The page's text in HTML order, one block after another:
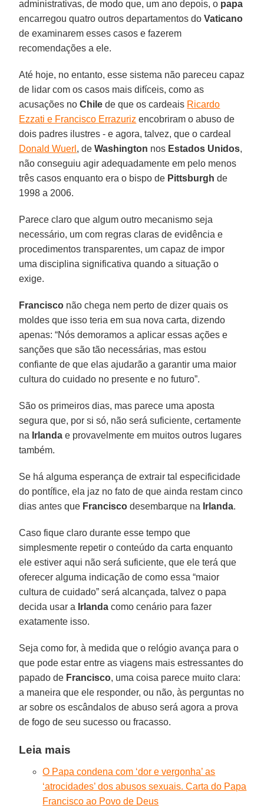
administrativas, de modo que, um ano depois, o papa
encarregou quatro outros departamentos doVaticano
de examinarem esses casos e fazerem
recomendações a ele.
Até hoje, no entanto, esse sistema não pareceu capaz
de lidar com os casos mais difíceis, como as
acusações noChile de que os cardeais Ricardo
Ezzati e Francisco Errazuriz encobriram o abuso de
dois padres ilustres - e agora, talvez, que o cardeal
Donald Wuerl , deWashington nos Estados Unidos,
não conseguiu agir adequadamente em pelo menos
três casos enquanto era o bispo de Pittsburgh de
1998 a 2006.
Parece claro que algum outro mecanismo seja
necessário, um com regras claras de evidência e
procedimentos transparentes, um capaz de impor
uma disciplina significativa quando a situação o
exige.
Francisco não chega nem perto de dizer quais os
moldes que isso teria em sua nova carta, dizendo
apenas: “Nós demoramos a aplicar essas ações e
sanções que são tão necessárias, mas estou
confiante de que elas ajudarão a garantir uma maior
cultura do cuidado no presente e no futuro”.
São os primeiros dias, mas parece uma aposta
segura que, por si só, não será suficiente, certamente
na Irlanda e provavelmente em muitos outros lugares
também.
Se há alguma esperança de extrair tal especificidade
do pontífice, ela jaz no fato de que ainda restam cinco
dias antes que Francisco desembarque na Irlanda.
Caso fique claro durante esse tempo que
simplesmente repetir o conteúdo da carta enquanto
ele estiver aqui não será suficiente, que ele terá que
oferecer alguma indicação de como essa “maior
cultura de cuidado” será alcançada, talvez o papa
decida usar a Irlanda como cenário para fazer
exatamente isso.
Seja como for, à medida que o relógio avança para o
que pode estar entre as viagens mais estressantes do
papado de Francisco, uma coisa parece muito clara:
a maneira que ele responder, ou não, às perguntas no
ar sobre os escândalos de abuso será agora a prova
de fogo de seu sucesso ou fracasso.
Leia mais
O Papa condena com ‘dor e vergonha’ as
‘atrocidades’ dos abusos sexuais. Carta do Papa
Francisco ao Povo de Deus